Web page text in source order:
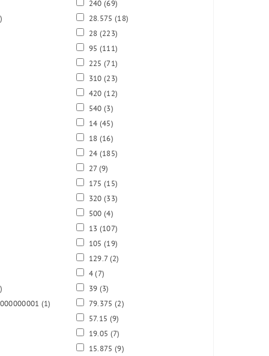
240(69)
28.575(18)
28 (223)
95 (111)
225(71)
310(23)
420(12)
540(3)
14 (45)
18 (16)
24 (185)
27(9)
175(15)
320(33)
500(4)
13 (107)
105(19)
129.7(2)
4(7)
39 (3)
(1) 79.375(2)
57.15 (9)
19.05 (7)
15.875(9)